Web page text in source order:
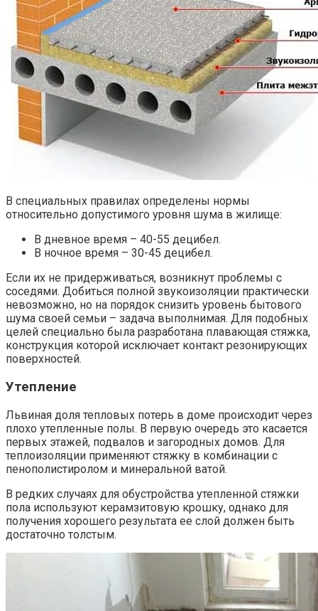
В специальных правилах определены нормы
относительно допустимого уровня шума в жилище:
В дневное время – 40-55 децибел.
В ночное время – 30-45 децибел.
Если их не придерживаться, возникнут проблемы с
соседями. Добиться полной звукоизоляции практически
невозможно, но на порядок снизить уровень бытового
шума своей семьи – задача выполнимая. Для подобных
целей специально была разработана плавающая стяжка,
конструкция которой исключает контакт резонирующих
поверхностей.
Утепление
Львиная доля тепловых потерь в доме происходит через
плохо утепленные полы. В первую очередь это касается
первых этажей, подвалов и загородных домов. Для
теплоизоляции применяют стяжку в комбинации с
пенополистиролом и минеральной ватой.
В редких случаях для обустройства утепленной стяжки
пола используют керамзитовую крошку, однако для
получения хорошего результата ее слой должен быть
достаточно толстым.